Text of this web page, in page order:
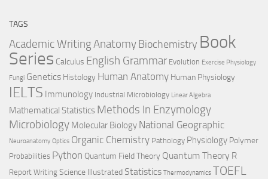
TAGS
Academic WritingAnatomy Biochemistry Book
Series Calculus English Grammar Evolution Exercise Physiology
Fungi Genetics Histology Human Anatomy Human Physiology
IELTS Immunology Industrial Microbiology Linear Algebra
Mathematical Statistics Methods In Enzymology
Microbiology Molecular Biology National Geographic
Neuroanatomy Optics Organic Chemistry Pathology Physiology Polymer
Probabilities Python Quantum Field Theory Quantum Theory R
Report Writing Science Illustrated Statistics Thermodynamics TOEFL